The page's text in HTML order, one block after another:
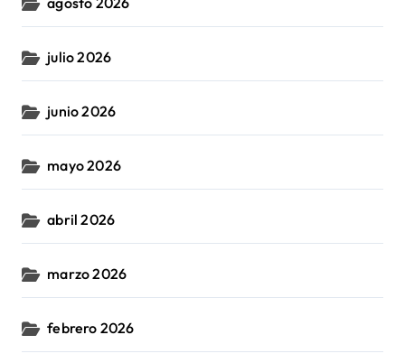
julio 2026
junio 2026
mayo 2026
abril 2026
marzo 2026
febrero 2026